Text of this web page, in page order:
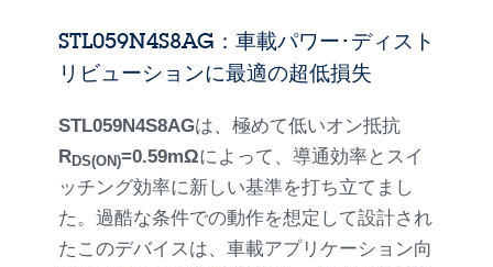
STL059N4S8AG：車載パワー･ディスト
リビューションに最適の超低損失
STL059N4S8AGは、極めて低いオン抵抗
RDS(ON)=0.59mΩによって、導通効率とスイ
ッチング効率に新しい基準を打ち立てまし
た。過酷な条件での動作を想定して設計され
たこのデバイスは、車載アプリケーション向